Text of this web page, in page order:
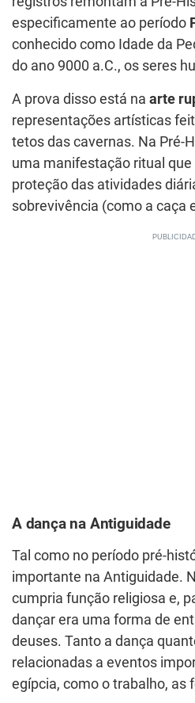
especificamente ao período
conhecido como Idade da
do ano 9000 a.C., os seres
A prova disso está na arte
representações artísticas
tetos das cavernas. Na Pré-
uma manifestação ritual
proteção das atividades
sobrevivência (como a caça
A dança na Antiguidade
Tal como no período pré-
importante na Antiguidade.
cumpria função religiosa e,
dançar era uma forma de
deuses. Tanto a dança
relacionadas a eventos
egípcia, como o trabalho, as